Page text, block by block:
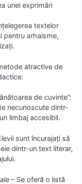
unei exprimări
textelor
pentru arhaisme,
atractive de
de cuvinte”:
necunoscute dintr-
limbaj accesibil.
sunt încurajați să
dintr-un text literar,
– Se oferă o listă